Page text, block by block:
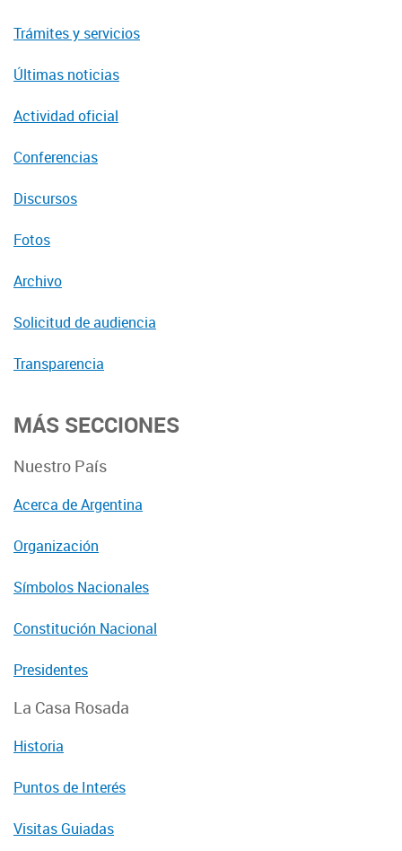
Trámites y servicios
Últimas noticias
Actividad oficial
Conferencias
Discursos
Fotos
Archivo
Solicitud de audiencia
Transparencia
MÁS SECCIONES
Nuestro País
Acerca de Argentina
Organización
Símbolos Nacionales
Constitución Nacional
Presidentes
La Casa Rosada
Historia
Puntos de Interés
Visitas Guiadas